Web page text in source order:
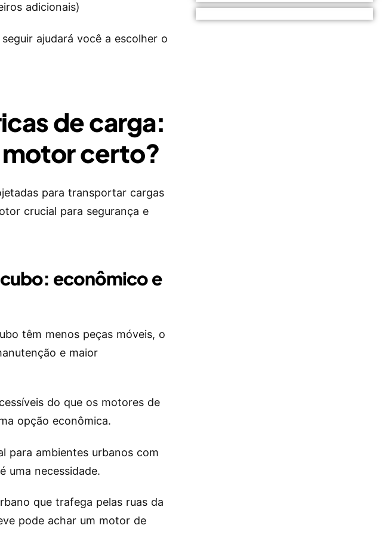
adicionais)
ajudará você a escolher o
de carga:
certo?
para transportar cargas
crucial para segurança e
econômico e
têm menos peças móveis, o
e maior
do que os motores de
opção econômica.
para ambientes urbanos com
uma necessidade.
que trafega pelas ruas da
pode achar um motor de